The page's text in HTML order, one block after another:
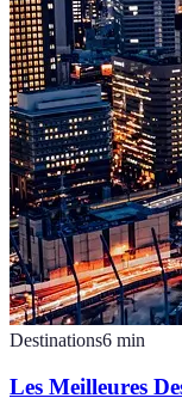
Destinations6 min
Les Meilleures